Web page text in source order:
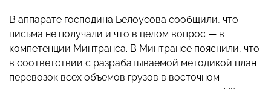
В аппарате господина Белоусова сообщили, что
письма не получали и что в целом вопрос — в
компетенции Минтранса. В Минтрансе пояснили, что
в соответствии с разрабатываемой методикой план
перевозок всех объемов грузов в восточном